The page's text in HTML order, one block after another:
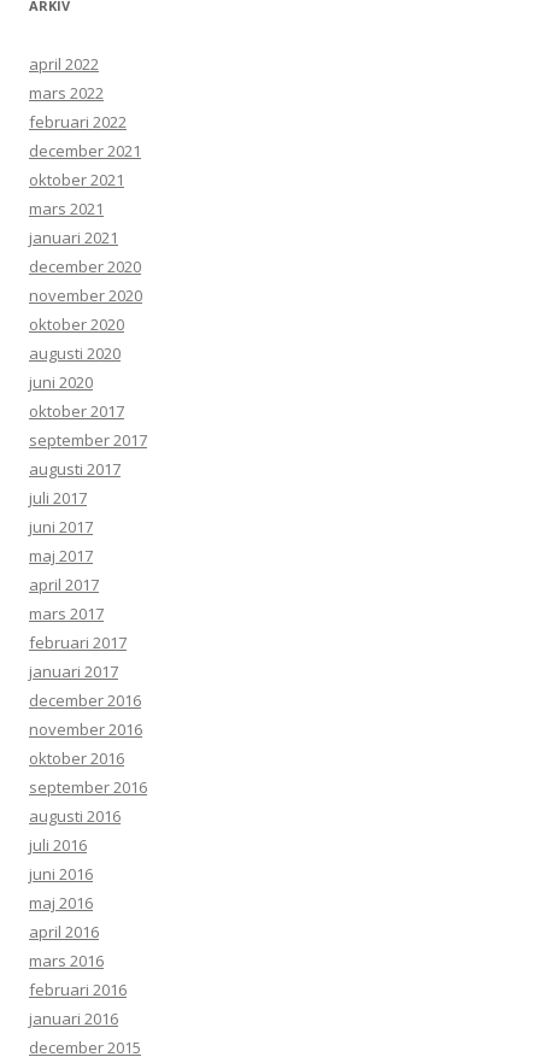
ARKIV
april 2022
mars 2022
februari 2022
december 2021
oktober 2021
mars 2021
januari 2021
december 2020
november 2020
oktober 2020
augusti 2020
juni 2020
oktober 2017
september 2017
augusti 2017
juli 2017
juni 2017
maj 2017
april 2017
mars 2017
februari 2017
januari 2017
december 2016
november 2016
oktober 2016
september 2016
augusti 2016
juli 2016
juni 2016
maj 2016
april 2016
mars 2016
februari 2016
januari 2016
december 2015